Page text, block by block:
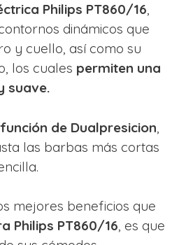
Philips PT860/16,
dinámicos que
y cuello, así como su
los cuales permiten una
suave.
función de Dualpresicion
las barbas más cortas
mejores beneficios que
Philips PT860/16, es que